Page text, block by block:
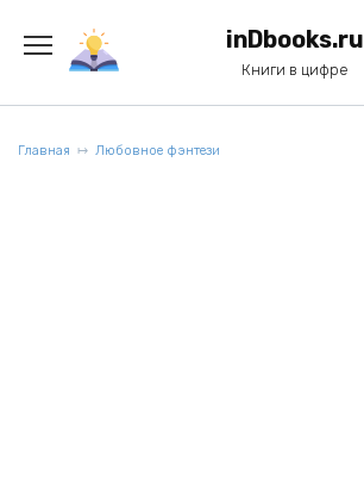
содержанию
inDbooks.ru
Книги в цифре
Главная Любовное фэнтези